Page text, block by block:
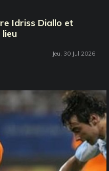
Idriss Diallo et
lieu
Jeu, 30 Jul 2026